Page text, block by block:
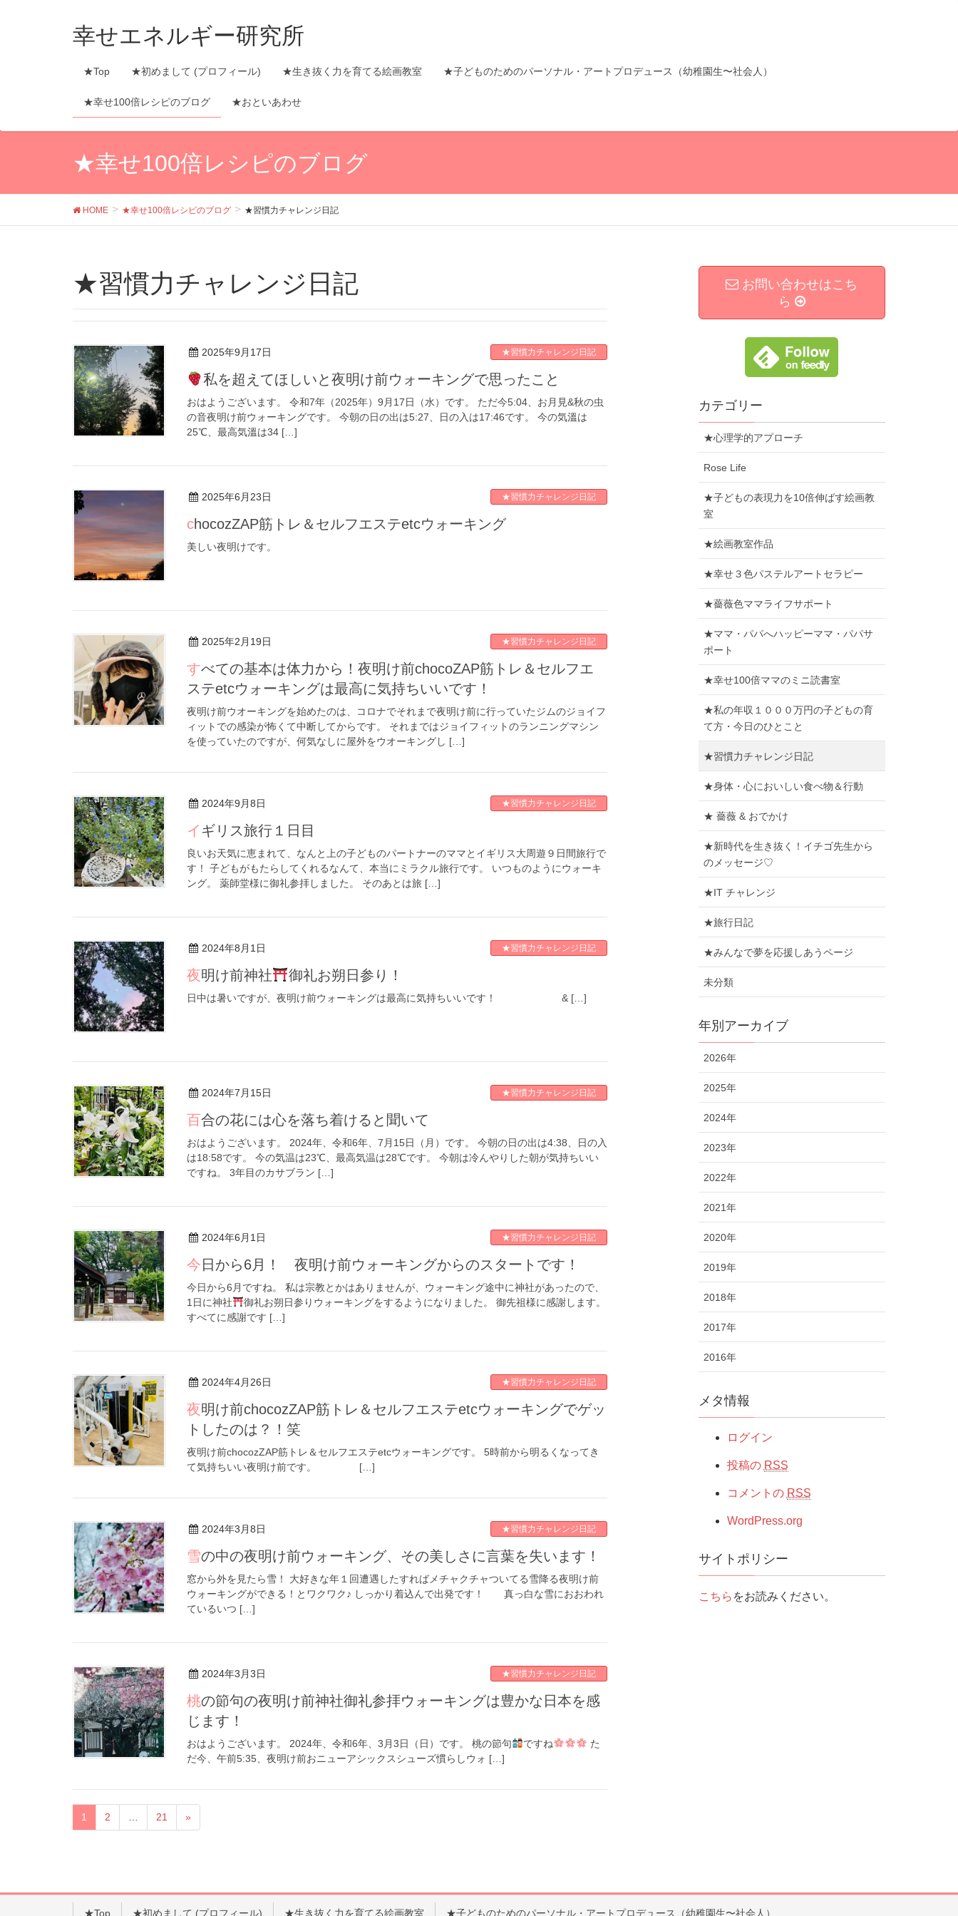
幸せエネルギー研究所
★Top ★初めまして (プロフィール) ★生き抜く力を育てる絵画教室 ★子どものためのパーソナル・アートプロデュース（幼稚園生〜社会人）
★幸せ100倍レシピのブログ ★おといあわせ
★幸せ100倍レシピのブログ
HOME ★幸せ100倍レシピのブログ ★習慣力チャレンジ日記
★習慣力チャレンジ日記
2025年9月17日 ★習慣力チャレンジ日記
私を超えてほしいと夜明け前ウォーキングで思ったこと
おはようございます。 令和7年（2025年）9月17日（水）です。 ただ今5:04、お月見&秋の虫
の音夜明け前ウォーキングです。 今朝の日の出は5:27、日の入は17:46です。 今の気溫は
25℃、最高気溫は34 […]
2025年6月23日 ★習慣力チャレンジ日記
chocozZAP筋トレ＆セルフエステetcウォーキング
美しい夜明けです。
2025年2月19日 ★習慣力チャレンジ日記
すべての基本は体力から！夜明け前chocoZAP筋トレ＆セルフエ
ステetcウォーキングは最高に気持ちいいです！
夜明け前ウオーキングを始めたのは、コロナでそれまで夜明け前に行っていたジムのジョイフ
ィットでの感染が怖くて中断してからです。 それまではジョイフィットのランニングマシン
を使っていたのですが、何気なしに屋外をウオーキングし […]
2024年9月8日 ★習慣力チャレンジ日記
イギリス旅行１日目
良いお天気に恵まれて、なんと上の子どものパートナーのママとイギリス大周遊９日間旅行で
す！ 子どもがもたらしてくれるなんて、本当にミラクル旅行です。 いつものようにウォーキ
ング。 薬師堂様に御礼参拝しました。 そのあとは旅 […]
2024年8月1日 ★習慣力チャレンジ日記
夜明け前神社 御礼お朔日参り！
日中は暑いですが、夜明け前ウォーキングは最高に気持ちいいです！ & […]
2024年7月15日 ★習慣力チャレンジ日記
百合の花には心を落ち着けると聞いて
おはようございます。 2024年、令和6年、7月15日（月）です。 今朝の日の出は4:38、日の入
は18:58です。 今の気温は23℃、最高気温は28℃です。 今朝は冷んやりした朝が気持ちいい
ですね。 3年目のカサブラン […]
2024年6月1日 ★習慣力チャレンジ日記
今日から6月！ 夜明け前ウォーキングからのスタートです！
今日から6月ですね。 私は宗教とかはありませんが、ウォーキング途中に神社があったので、
1日に神社
御礼お朔日参りウォーキングをするようになりました。 御先祖様に感謝します。
すべてに感謝です […]
2024年4月26日 ★習慣力チャレンジ日記
夜明け前chocozZAP筋トレ＆セルフエステetcウォーキングでゲッ
トしたのは？！笑
夜明け前chocozZAP筋トレ＆セルフエステetcウォーキングです。 5時前から明るくなってき
て気持ちいい夜明け前です。 […]
2024年3月8日 ★習慣力チャレンジ日記
雪の中の夜明け前ウォーキング、その美しさに言葉を失います！
窓から外を見たら雪！ 大好きな年１回遭遇したすればメチャクチャついてる雪降る夜明け前
ウォーキングができる！とワクワク♪ しっかり着込んで出発です！ 真っ白な雪におおわれ
ているいつ […]
2024年3月3日 ★習慣力チャレンジ日記
桃の節句の夜明け前神社御礼参拝ウォーキングは豊かな日本を感
じます！
おはようございます。 2024年、令和6年、3月3日（日）です。 桃の節句 ですね
た
だ今、午前5:35、夜明け前おニューアシックスシューズ慣らしウォ […]
1 2 21 »
お問い合わせはこち
ら
カテゴリー
★心理学的アプローチ
Rose Life
★子どもの表現力を10倍伸ばす絵画教
室
★絵画教室作品
★幸せ３色パステルアートセラピー
★薔薇色ママライフサポート
★ママ・パパへハッピーママ・パパサ
ポート
★幸せ100倍ママのミニ読書室
★私の年収１０００万円の子どもの育
て方・今日のひとこと
★習慣力チャレンジ日記
★身体・心においしい食べ物＆行動
★ 薔薇 & おでかけ
★新時代を生き抜く！イチゴ先生から
のメッセージ♡
★IT チャレンジ
★旅行日記
★みんなで夢を応援しあうページ
未分類
年別アーカイブ
2026年
2025年
2024年
2023年
2022年
2021年
2020年
2019年
2018年
2017年
2016年
メタ情報
ログイン
投稿の RSS
コメントの RSS
WordPress.org
サイトポリシー
こちら をお読みください。
★Top ★初めまして (プロフィール) ★生き抜く力を育てる絵画教室 ★子どものためのパーソナル・アートプロデュース（幼稚園生〜社会人）